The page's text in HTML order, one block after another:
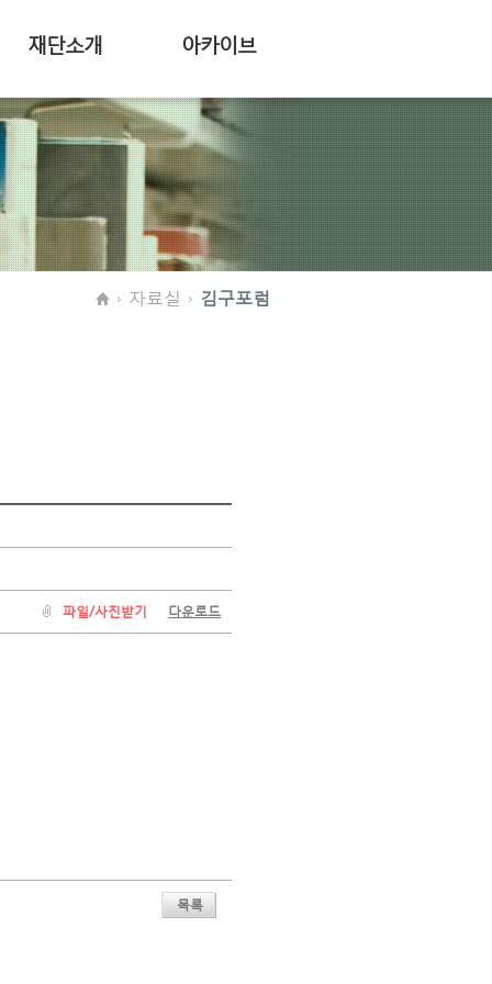
재단소개 아카이브
자료실 김구포럼
파일/사진받기 다운로드
목록